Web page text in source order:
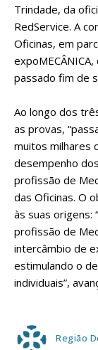
Trindade, da
RedService. A
Oficinas, em
passado fim de
Ao longo dos
as provas,
muitos milhares
desempenho
profissão de
das Oficinas. O
às suas origens:
profissão de
intercâmbio de
estimulando o
individuais”,
Região